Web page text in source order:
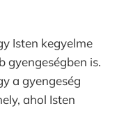
Isten kegyelme
gyengeségben is.
a gyengeség
ahol Isten